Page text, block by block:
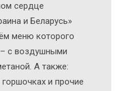
сердце
и Беларусь»
меню которого
с воздушными
А также:
и прочие